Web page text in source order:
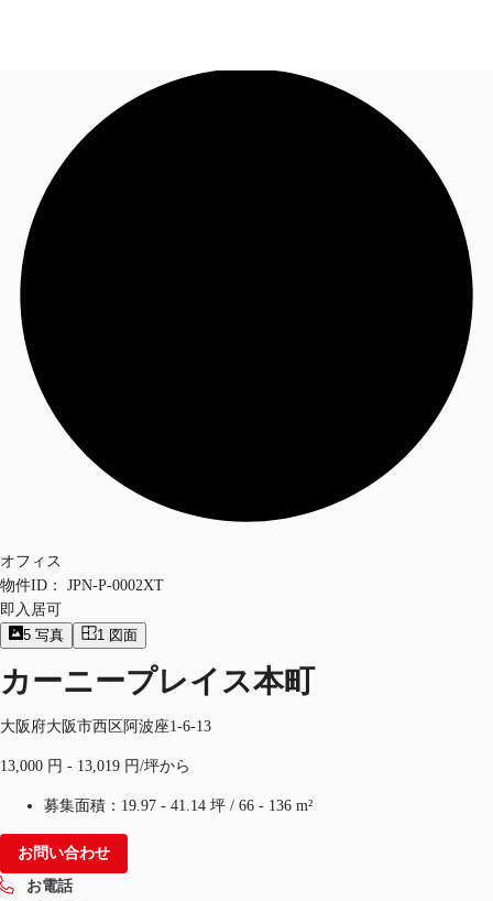
オフィス・事務所
倉庫・物流センター
お電話
オフィス
物件ID：
JPN-P-0002XT
即入居可
5 写真 1 図面
カーニープレイス本町
大阪府大阪市西区阿波座1-6-13
13,000 円 - 13,019 円/坪から
募集面積： 19.97 - 41.14 坪 / 66 - 136 m²
お問い合わせ
お電話